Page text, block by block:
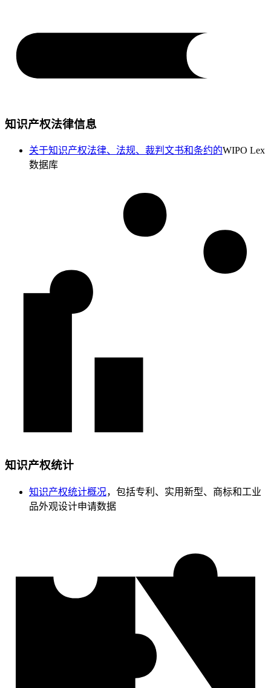
知识产权法律信息
关于知识产权法律、法规、裁判文书和条约的WIPO Lex
数据库
知识产权统计
知识产权统计概况，包括专利、实用新型、商标和工业
品外观设计申请数据